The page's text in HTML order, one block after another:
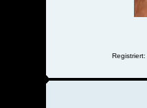
Registriert: